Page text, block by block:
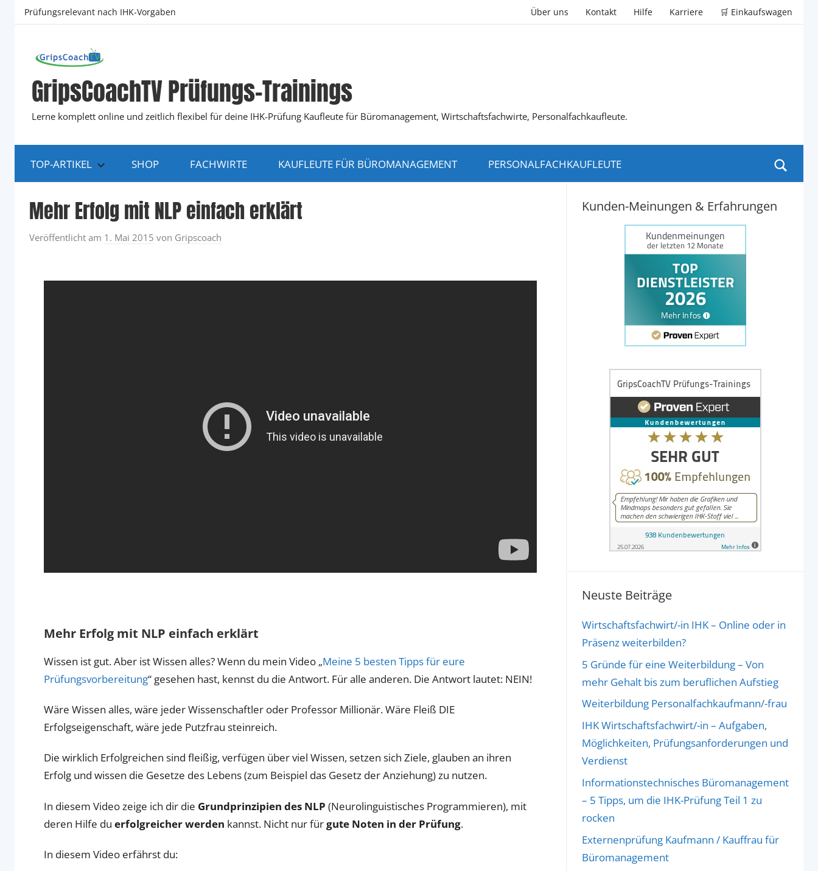
Zum
Prüfungsrelevant nach IHK-Vorgaben Über uns Kontakt Hilfe Karriere 🛒 Einkaufswagen
GripsCoachTV Prüfungs-Trainings
Lerne komplett online und zeitlich flexibel für deine IHK-Prüfung Kaufleute für Büromanagement, Wirtschaftsfachwirte, Personalfachkaufleute.
TOP-ARTIKEL SHOP FACHWIRTE KAUFLEUTE FÜR BÜROMANAGEMENT PERSONALFACHKAUFLEUTE
Mehr Erfolg mit NLP einfach erklärt
Veröffentlicht am 1. Mai 2015 von Gripscoach
Mehr Erfolg mit NLP einfach erklärt
Wissen ist gut. Aber ist Wissen alles? Wenn du mein Video „Meine 5 besten Tipps für eure
Prüfungsvorbereitung“ gesehen hast, kennst du die Antwort. Für alle anderen. Die Antwort lautet: NEIN!
Wäre Wissen alles, wäre jeder Wissenschaftler oder Professor Millionär. Wäre Fleiß DIE
Erfolgseigenschaft, wäre jede Putzfrau steinreich.
Die wirklich Erfolgreichen sind fleißig, verfügen über viel Wissen, setzen sich Ziele, glauben an ihren
Erfolg und wissen die Gesetze des Lebens (zum Beispiel das Gesetz der Anziehung) zu nutzen.
In diesem Video zeige ich dir die Grundprinzipien des NLP (Neurolinguistisches Programmieren), mit
deren Hilfe du erfolgreicher werden kannst. Nicht nur fürgute Noten in der Prüfung.
In diesem Video erfährst du:
Kunden-Meinungen & Erfahrungen
Neuste Beiträge
Wirtschaftsfachwirt/-in IHK – Online oder in
Präsenz weiterbilden?
5 Gründe für eine Weiterbildung – Von
mehr Gehalt bis zum beruflichen Aufstieg
Weiterbildung Personalfachkaufmann/-frau
IHK Wirtschaftsfachwirt/-in – Aufgaben,
Möglichkeiten, Prüfungsanforderungen und
Verdienst
Informationstechnisches Büromanagement
– 5 Tipps, um die IHK-Prüfung Teil 1 zu
rocken
Externenprüfung Kaufmann / Kauffrau für
Büromanagement